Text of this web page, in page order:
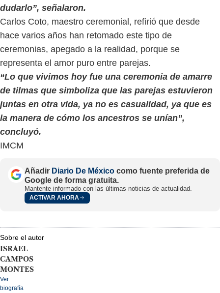
dudarlo”, señalaron.
Carlos Coto, maestro ceremonial, refirió que desde
hace varios años han retomado este tipo de
ceremonias, apegado a la realidad, porque se
representa el amor puro entre parejas.
“Lo que vivimos hoy fue una ceremonia de amarre
de tilmas que simboliza que las parejas estuvieron
juntas en otra vida, ya no es casualidad, ya que es
la manera de cómo los ancestros se unían”,
concluyó.
IMCM
Añadir Diario De México como fuente preferida de
Google de forma gratuita.
Mantente informado con las últimas noticias de actualidad.
ACTIVAR AHORA
Sobre el autor
ISRAEL
CAMPOS
MONTES
Ver
biografía